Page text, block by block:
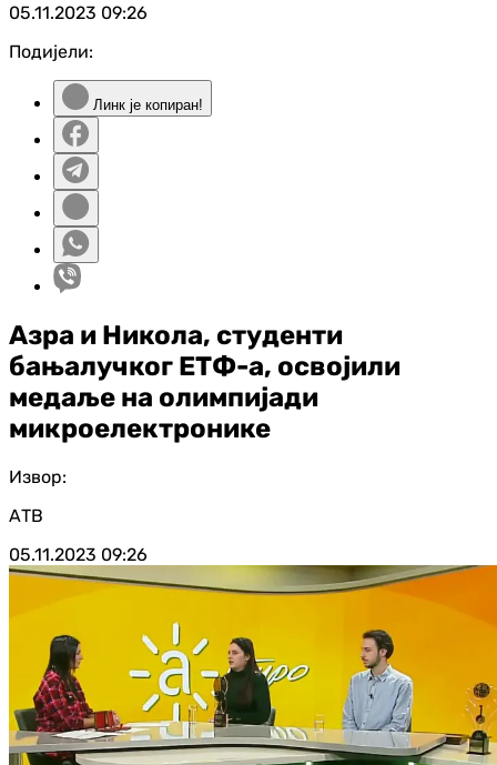
05.11.2023 09:26
Подијели:
Линк је копиран!
Азра и Никола, студенти
бањалучког ЕТФ-а, освојили
медаље на олимпијади
микроелектронике
Извор:
АТВ
05.11.2023 09:26